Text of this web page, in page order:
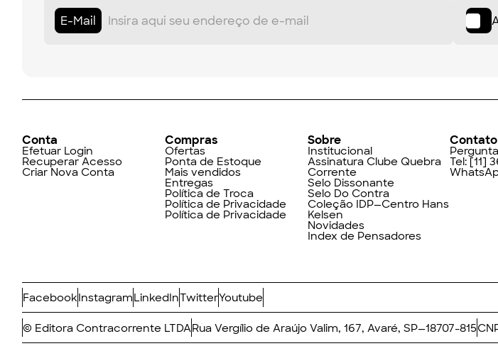
E-Mail
Conta
Efetuar Login
Recuperar Acesso
Criar Nova Conta
Compras
Ofertas
Ponta de Estoque
Mais vendidos
Entregas
Política de Troca
Política de Privacidade
Política de Privacidade
Sobre
Institucional
Assinatura Clube Quebra
Corrente
Selo Dissonante
Selo Do Contra
Coleção IDP—Centro Hans
Kelsen
Novidades
Index de Pensadores
Contato
Tel:[11]
FacebookInstagramLinkedInTwitterYoutube
© Editora Contracorrente LTDARua Vergílio de Araújo Valim, 167, Avaré, SP—18707-815